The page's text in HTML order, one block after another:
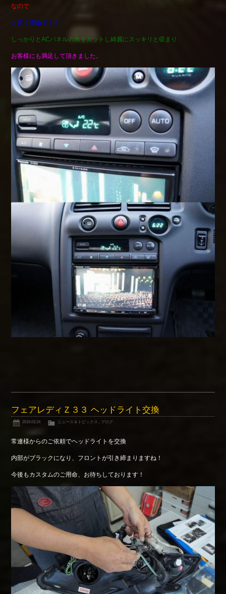
なので
と言う理由で！！
しっかりとACパネルの角をカットし綺麗にスッキリと収まり
お客様にも満足して頂きました。
フェアレディＺ３３ ヘッドライト交換
2019.03.24 ニュース＆トピックス ブログ
常連様からのご依頼でヘッドライトを交換
内部がブラックになり、フロントが引き締まりますね！
今後もカスタムのご用命、お待ちしております！